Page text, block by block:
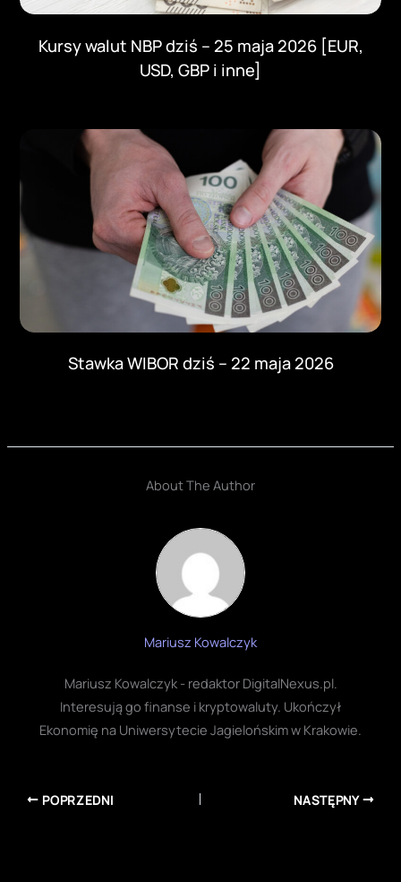
Kursy walut NBP dziś – 25 maja 2026 [EUR,
USD, GBP i inne]
Stawka WIBOR dziś – 22 maja 2026
About The Author
Mariusz Kowalczyk
Mariusz Kowalczyk - redaktor DigitalNexus.pl.
Interesują go finanse i kryptowaluty. Ukończył
Ekonomię na Uniwersytecie Jagielońskim w Krakowie.
POPRZEDNI NASTĘPNY